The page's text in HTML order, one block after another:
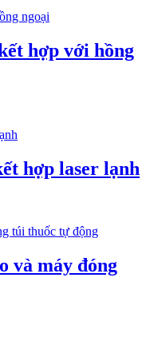
hợp với hồng
hợp laser lạnh
và máy đóng